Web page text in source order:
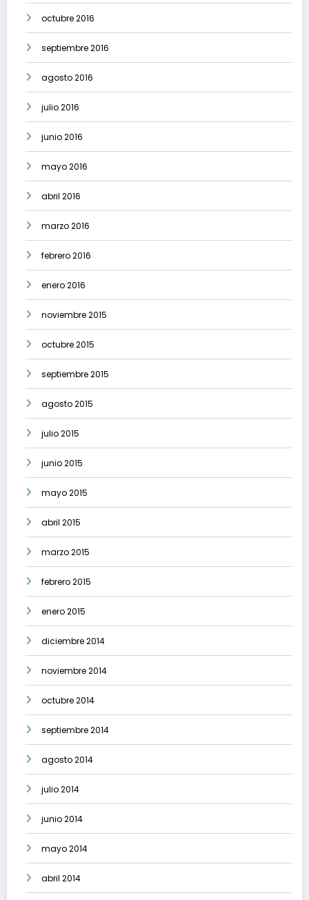
octubre 2016
septiembre 2016
agosto 2016
julio 2016
junio 2016
mayo 2016
abril 2016
marzo 2016
febrero 2016
enero 2016
noviembre 2015
octubre 2015
septiembre 2015
agosto 2015
julio 2015
junio 2015
mayo 2015
abril 2015
marzo 2015
febrero 2015
enero 2015
diciembre 2014
noviembre 2014
octubre 2014
septiembre 2014
agosto 2014
julio 2014
junio 2014
mayo 2014
abril 2014